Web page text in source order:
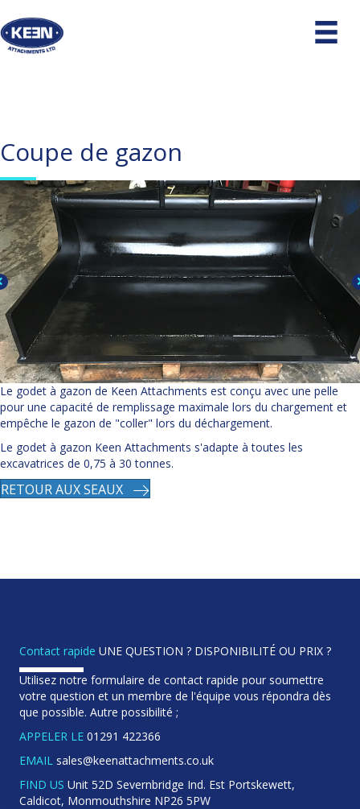
Coupe de gazon
Le godet à gazon de Keen Attachments est conçu avec une pelle
pour une capacité de remplissage maximale lors du chargement et
empêche le gazon de "coller" lors du déchargement.
Le godet à gazon Keen Attachments s'adapte à toutes les
excavatrices de 0,75 à 30 tonnes.
RETOUR AUX SEAUX
Contact rapide UNE QUESTION ? DISPONIBILITÉ OU PRIX ?
Utilisez notre formulaire de contact rapide pour soumettre
votre question et un membre de l'équipe vous répondra dès
que possible. Autre possibilité ;
APPELER LE 01291 422366
EMAIL sales@keenattachments.co.uk
FIND US Unit 52D Severnbridge Ind. Est Portskewett,
Caldicot, Monmouthshire NP26 5PW